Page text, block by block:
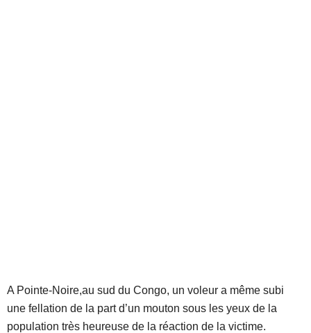
A Pointe-Noire,au sud du Congo, un voleur a même subi
une fellation de la part d’un mouton sous les yeux de la
population très heureuse de la réaction de la victime.